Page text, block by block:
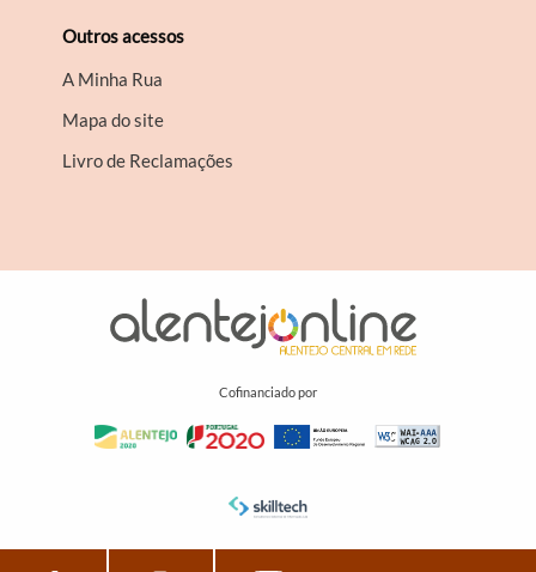
Outros acessos
A Minha Rua
Mapa do site
Livro de Reclamações
Cofinanciado por